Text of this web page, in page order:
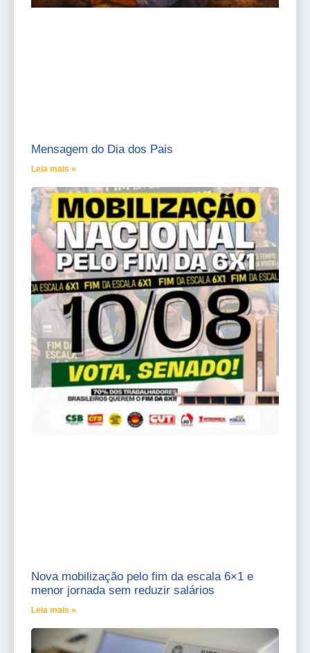
Mensagem do Dia dos Pais
Leia mais »
Nova mobilização pelo fim da escala 6×1 e
menor jornada sem reduzir salários
Leia mais »